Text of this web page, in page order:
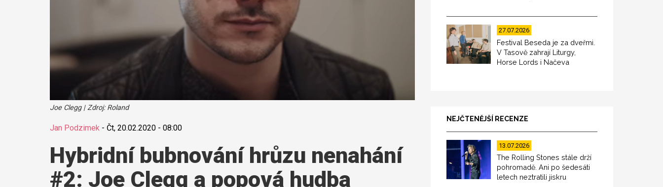
Joe Clegg | Zdroj: Roland
Jan Podzimek - Čt, 20.02.2020 - 08:00
Hybridní bubnování hrůzu nenahání
#2: Joe Clegg a popová hudba
27.07.2026
Festival Beseda je za dveřmi.
V Tasově zahrají Liturgy,
Horse Lords i Načeva
NEJČTENĚJŠÍ RECENZE
13.07.2026
The Rolling Stones stále drží
pohromadě. Ani po šedesáti
letech neztratili jiskru